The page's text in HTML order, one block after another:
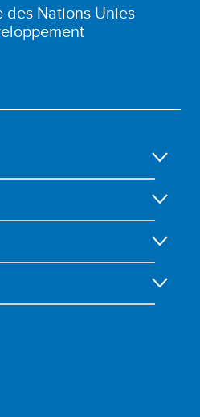
des Nations Unies